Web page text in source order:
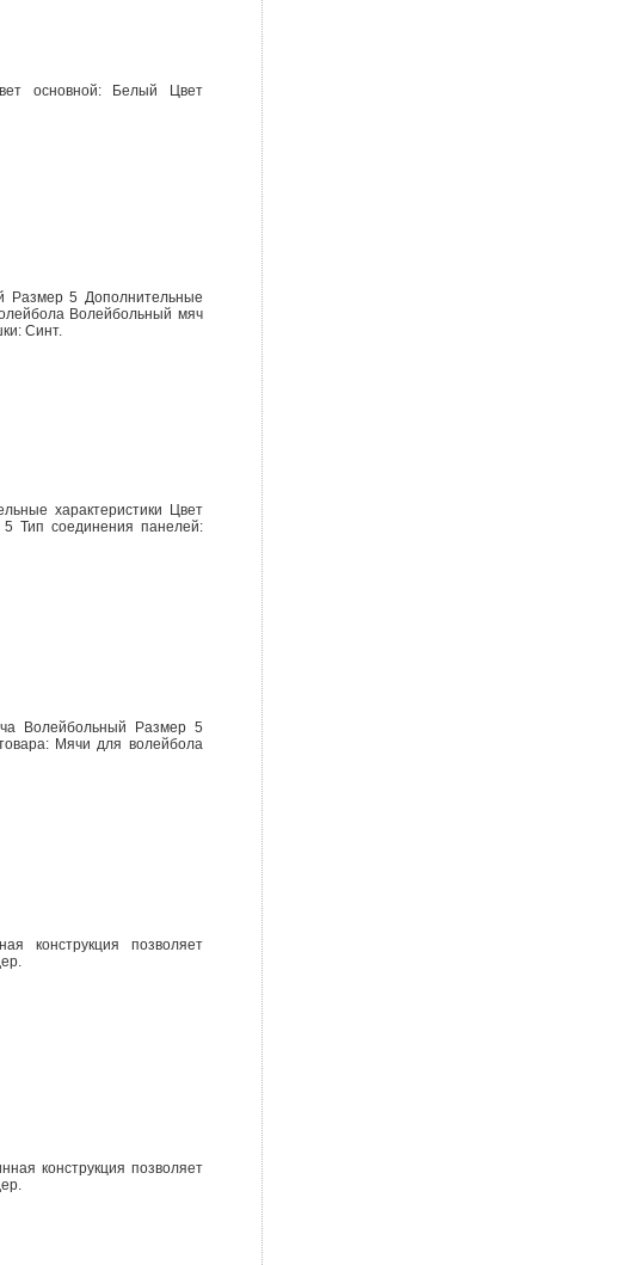
основной: Белый Цвет
Размер 5 Дополнительные
Волейбольный мяч
Синт.
характеристики Цвет
Тип соединения панелей:
Волейбольный Размер 5
Мячи для волейбола
конструкция позволяет
конструкция позволяет